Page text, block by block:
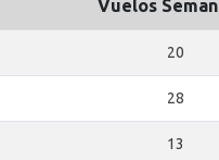
Vuelos
20
28
13